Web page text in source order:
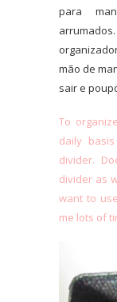
para
mão de
sair e
To
daily
divider.
divider as
want to
me lots of